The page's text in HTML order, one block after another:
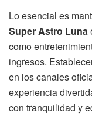
Lo esencial es
Super Astro Luna
como
ingresos.
en los canales
experiencia
con tranquilidad y